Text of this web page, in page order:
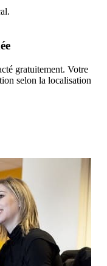
gratuitement. Votre
selon la localisation